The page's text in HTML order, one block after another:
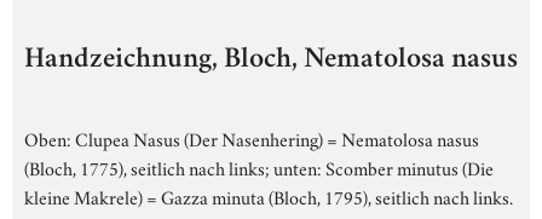
Handzeichnung, Bloch, Nematolosa nasus
Oben: Clupea Nasus (Der Nasenhering) = Nematolosa nasus
(Bloch, 1775), seitlich nach links; unten: Scomber minutus (Die
kleine Makrele) = Gazza minuta (Bloch, 1795), seitlich nach links.